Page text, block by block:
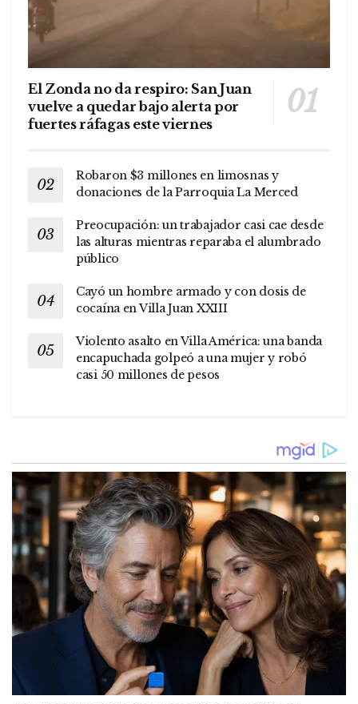
El Zonda no da respiro: San Juan
vuelve a quedar bajo alerta por
fuertes ráfagas este viernes
Robaron $3 millones en limosnas y
donaciones de la Parroquia La Merced
Preocupación: un trabajador casi cae desde
las alturas mientras reparaba el alumbrado
público
Cayó un hombre armado y con dosis de
cocaína en Villa Juan XXIII
Violento asalto en Villa América: una banda
encapuchada golpeó a una mujer y robó
casi 50 millones de pesos